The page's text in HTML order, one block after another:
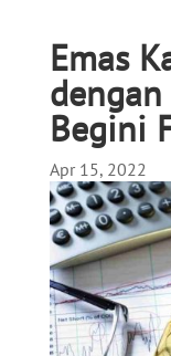
Emas
Begini
Apr 15, 2022